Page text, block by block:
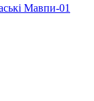
Мавпи-01